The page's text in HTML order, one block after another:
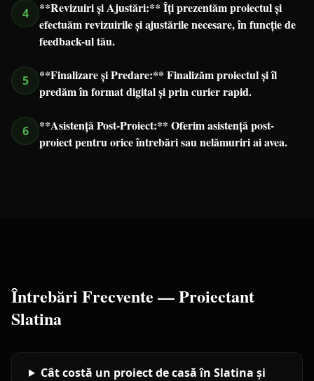
4
**Revizuiri și Ajustări:** Îți prezentăm proiectul și
efectuăm revizuirile și ajustările necesare, în funcție de
feedback-ul tău.
5
**Finalizare și Predare:** Finalizăm proiectul și îl
predăm în format digital și prin curier rapid.
6
**Asistență Post-Proiect:** Oferim asistență post-
proiect pentru orice întrebări sau nelămuriri ai avea.
Întrebări Frecvente —Proiectant
Slatina
Cât costă un proiect de casă în Slatina și